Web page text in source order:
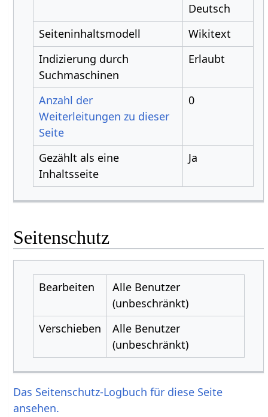
Deutsch
Seiteninhaltsmodell
Wikitext
Indizierung durch
Suchmaschinen
Erlaubt
Anzahl der
Weiterleitungen zu dieser
Seite
0
Gezählt als eine
Inhaltsseite
Ja
Seitenschutz
Bearbeiten
Alle Benutzer
(unbeschränkt)
Verschieben
Alle Benutzer
(unbeschränkt)
Das Seitenschutz-Logbuch für diese Seite
ansehen.